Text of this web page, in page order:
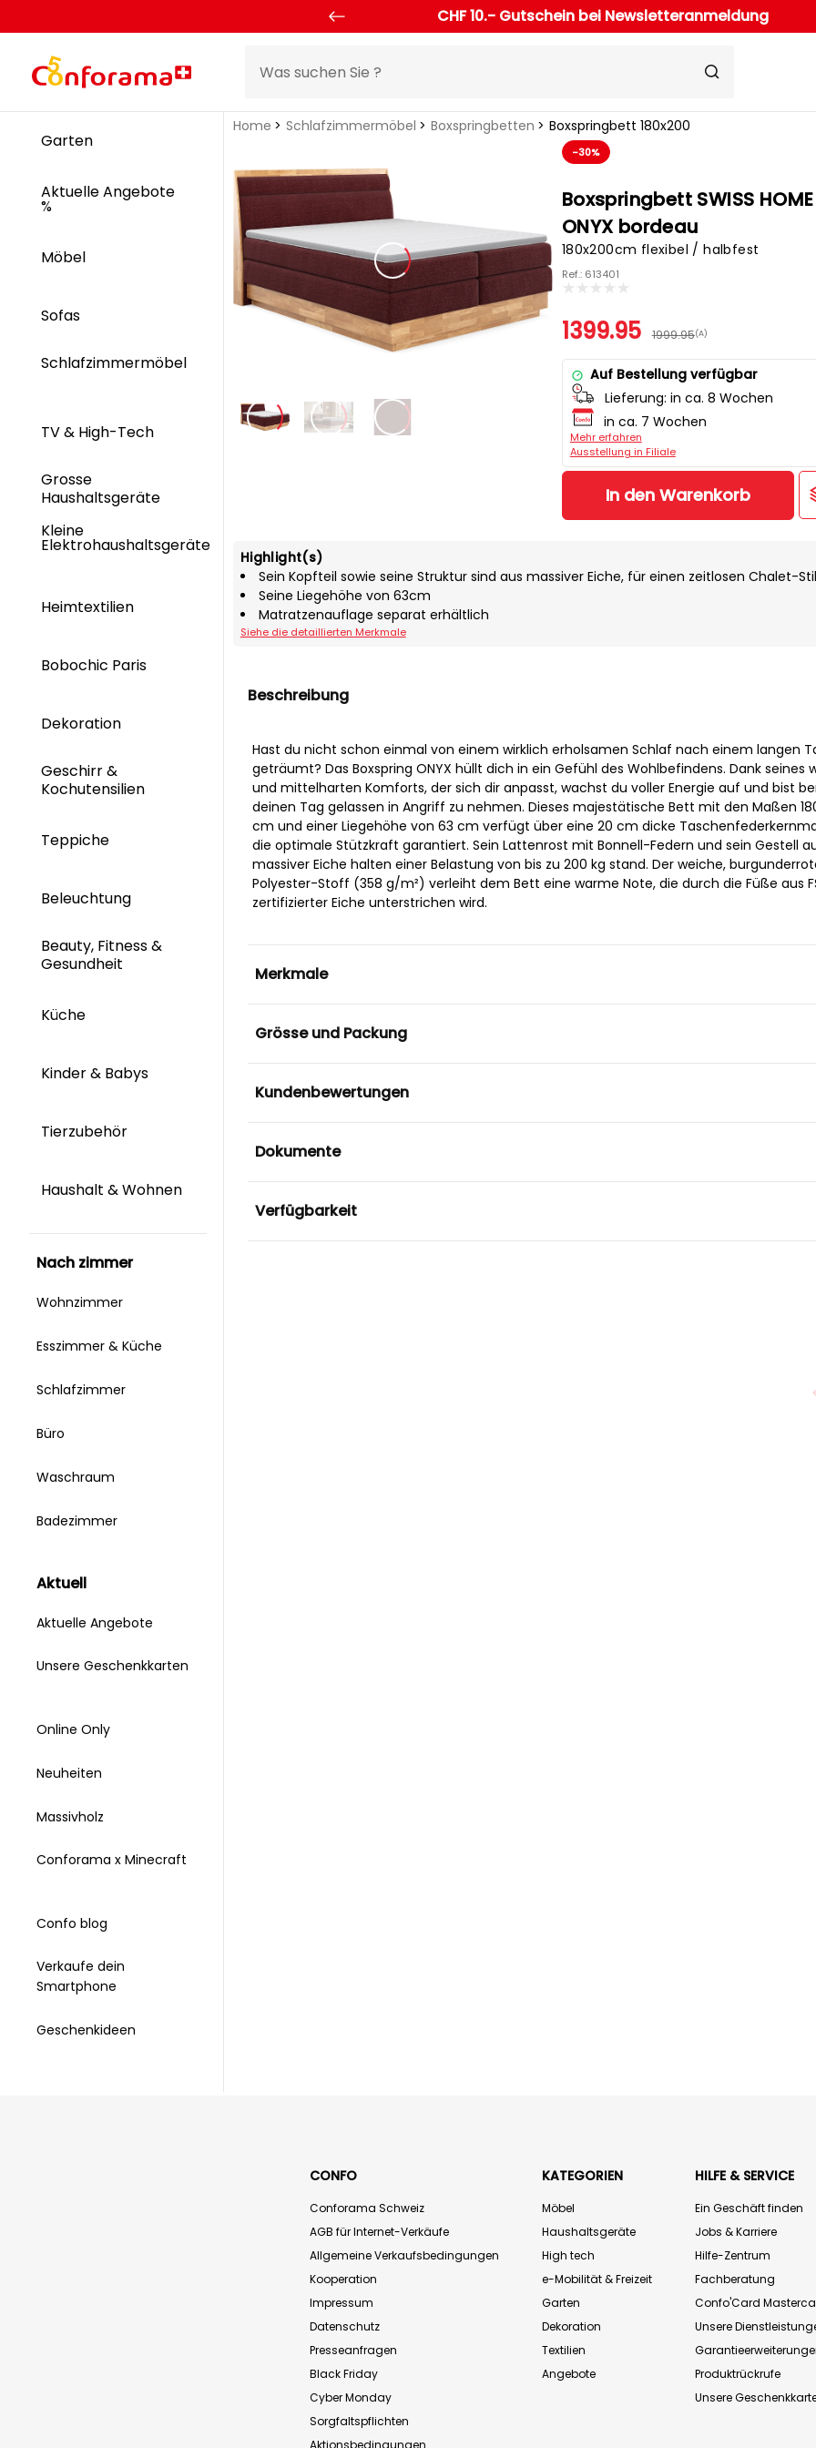
CHF 10.- Gutschein bei Newsletteranmeldung
Garten
Aktuelle Angebote
%
Möbel
Sofas
Schlafzimmermöbel
TV & High-Tech
Grosse
Haushaltsgeräte
Kleine
Elektrohaushaltsgeräte
Heimtextilien
Bobochic Paris
Dekoration
Geschirr &
Kochutensilien
Teppiche
Beleuchtung
Beauty, Fitness &
Gesundheit
Küche
Kinder & Babys
Tierzubehör
Haushalt & Wohnen
nach zimmer
Wohnzimmer
Esszimmer & Küche
Schlafzimmer
Büro
Waschraum
Badezimmer
aktuell
Aktuelle Angebote
Unsere Geschenkkarten
Online Only
Neuheiten
Massivholz
Conforama x Minecraft
Confo blog
Verkaufe dein
Smartphone
Geschenkideen
Home Schlafzimmermöbel Boxspringbetten Boxspringbett 180x200
-30%
Boxspringbett SWISS HOME
ONYX bordeau
180x200cm flexibel / halbfest
Ref.: 613401
1399.95 1999.95(A)
Auf Bestellung verfügbar
Lieferung: in ca. 8 Wochen
in ca. 7 Wochen
Mehr erfahren
Ausstellung in Filiale
In den Warenkorb
Highlight(s)
Sein Kopfteil sowie seine Struktur sind aus massiver Eiche, für einen zeitlosen Chalet-
Seine Liegehöhe von 63cm
Matratzenauflage separat erhältlich
Siehe die detaillierten Merkmale
Beschreibung
Hast du nicht schon einmal von einem wirklich erholsamen Schlaf nach einem langen
geträumt? Das Boxspring ONYX hüllt dich in ein Gefühl des Wohlbefindens. Dank seines
und mittelharten Komforts, der sich dir anpasst, wachst du voller Energie auf und bist
deinen Tag gelassen in Angriff zu nehmen. Dieses majestätische Bett mit den Maßen
cm und einer Liegehöhe von 63 cm verfügt über eine 20 cm dicke
die optimale Stützkraft garantiert. Sein Lattenrost mit Bonnell-Federn und sein Gestell
massiver Eiche halten einer Belastung von bis zu 200 kg stand. Der weiche,
Polyester-Stoff (358 g/m²) verleiht dem Bett eine warme Note, die durch die Füße aus
zertifizierter Eiche unterstrichen wird.
Merkmale
Grösse und Packung
Kundenbewertungen
Dokumente
Verfügbarkeit
CONFO
Conforama Schweiz
AGB für Internet-Verkäufe
Allgemeine Verkaufsbedingungen
Kooperation
Impressum
Datenschutz
Presseanfragen
Black Friday
Cyber Monday
Sorgfaltspflichten
KATEGORIEN
Möbel
Haushaltsgeräte
High tech
e-Mobilität & Freizeit
Garten
Dekoration
Textilien
Angebote
HILFE & SERVICE
Ein Geschäft finden
Jobs & Karriere
Hilfe-Zentrum
Fachberatung
Confo'Card
Unsere
Produktrückrufe
Unsere